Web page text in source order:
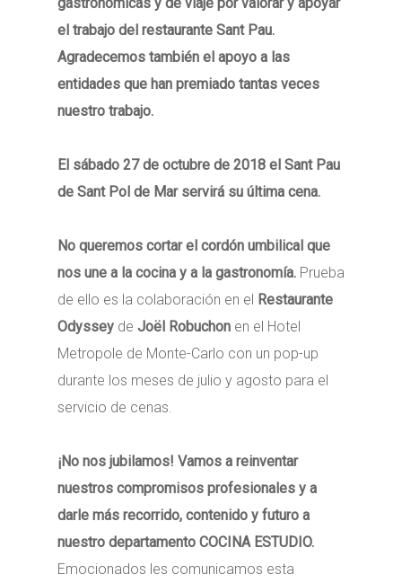
el trabajo del restaurante Sant Pau.
Agradecemos también el apoyo a las
entidades que han premiado tantas veces
nuestro trabajo.
El sábado 27 de octubre de 2018 el Sant Pau
de Sant Pol de Mar servirá su última cena.
No queremos cortar el cordón umbilical que
nos une a la cocina y a la gastronomía. Prueba
de ello es la colaboración en el Restaurante
Odyssey de Joël Robuchon en el Hotel
Metropole de Monte-Carlo con un pop-up
durante los meses de julio y agosto para el
servicio de cenas.
¡No nos jubilamos! Vamos a reinventar
nuestros compromisos profesionales y a
darle más recorrido, contenido y futuro a
nuestro departamento COCINA ESTUDIO.
Emocionados les comunicamos esta